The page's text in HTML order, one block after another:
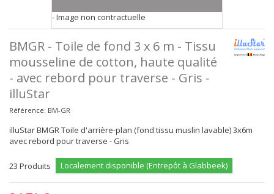
- Image non contractuelle
BMGR - Toile de fond 3 x 6 m - Tissu
mousseline de cotton, haute qualité
- avec rebord pour traverse - Gris -
illuStar
Référence: BM-GR
illuStar BMGR Toile d'arrière-plan (fond tissu muslin lavable) 3x6m
avec rebord pour traverse - Gris
23 Produits Localement disponible (Entrepôt à Glabbeek)